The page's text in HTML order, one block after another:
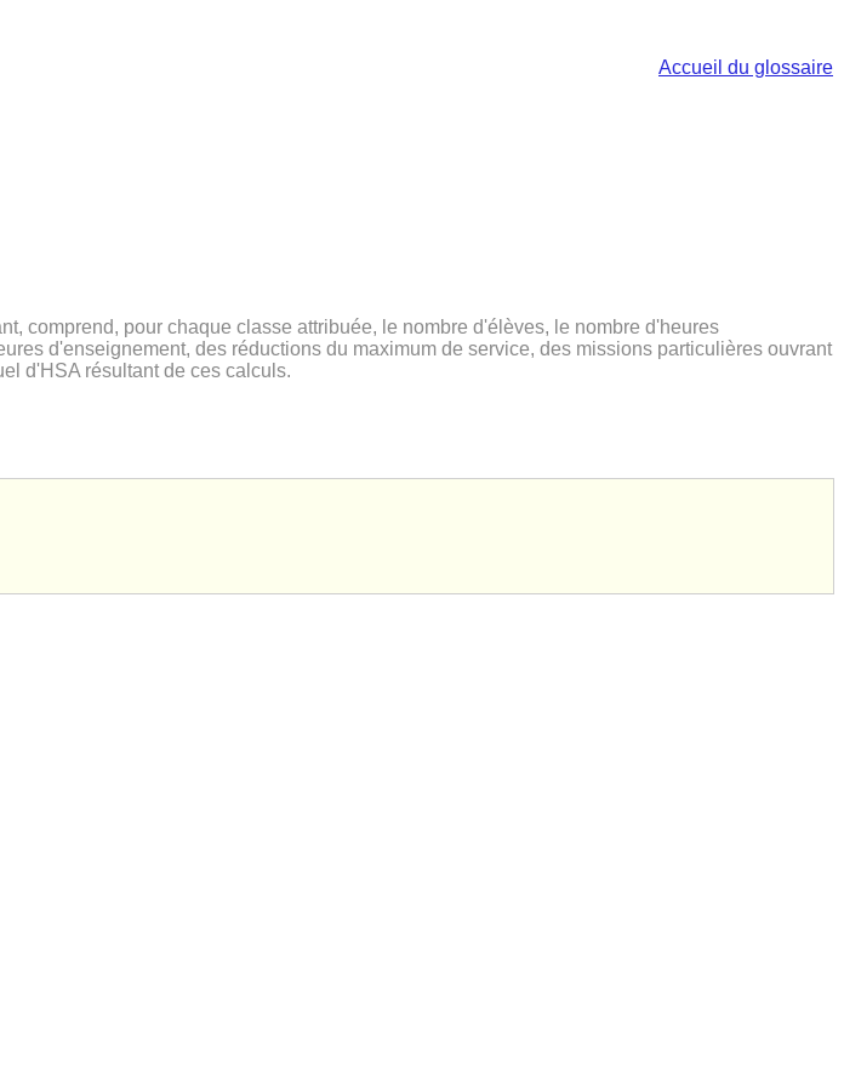
Accueil du glossaire
comprend, pour chaque classe attribuée, le nombre d'élèves, le nombre d'heures
d'enseignement, des réductions du maximum de service, des missions particulières ouvrant
d'HSA résultant de ces calculs.